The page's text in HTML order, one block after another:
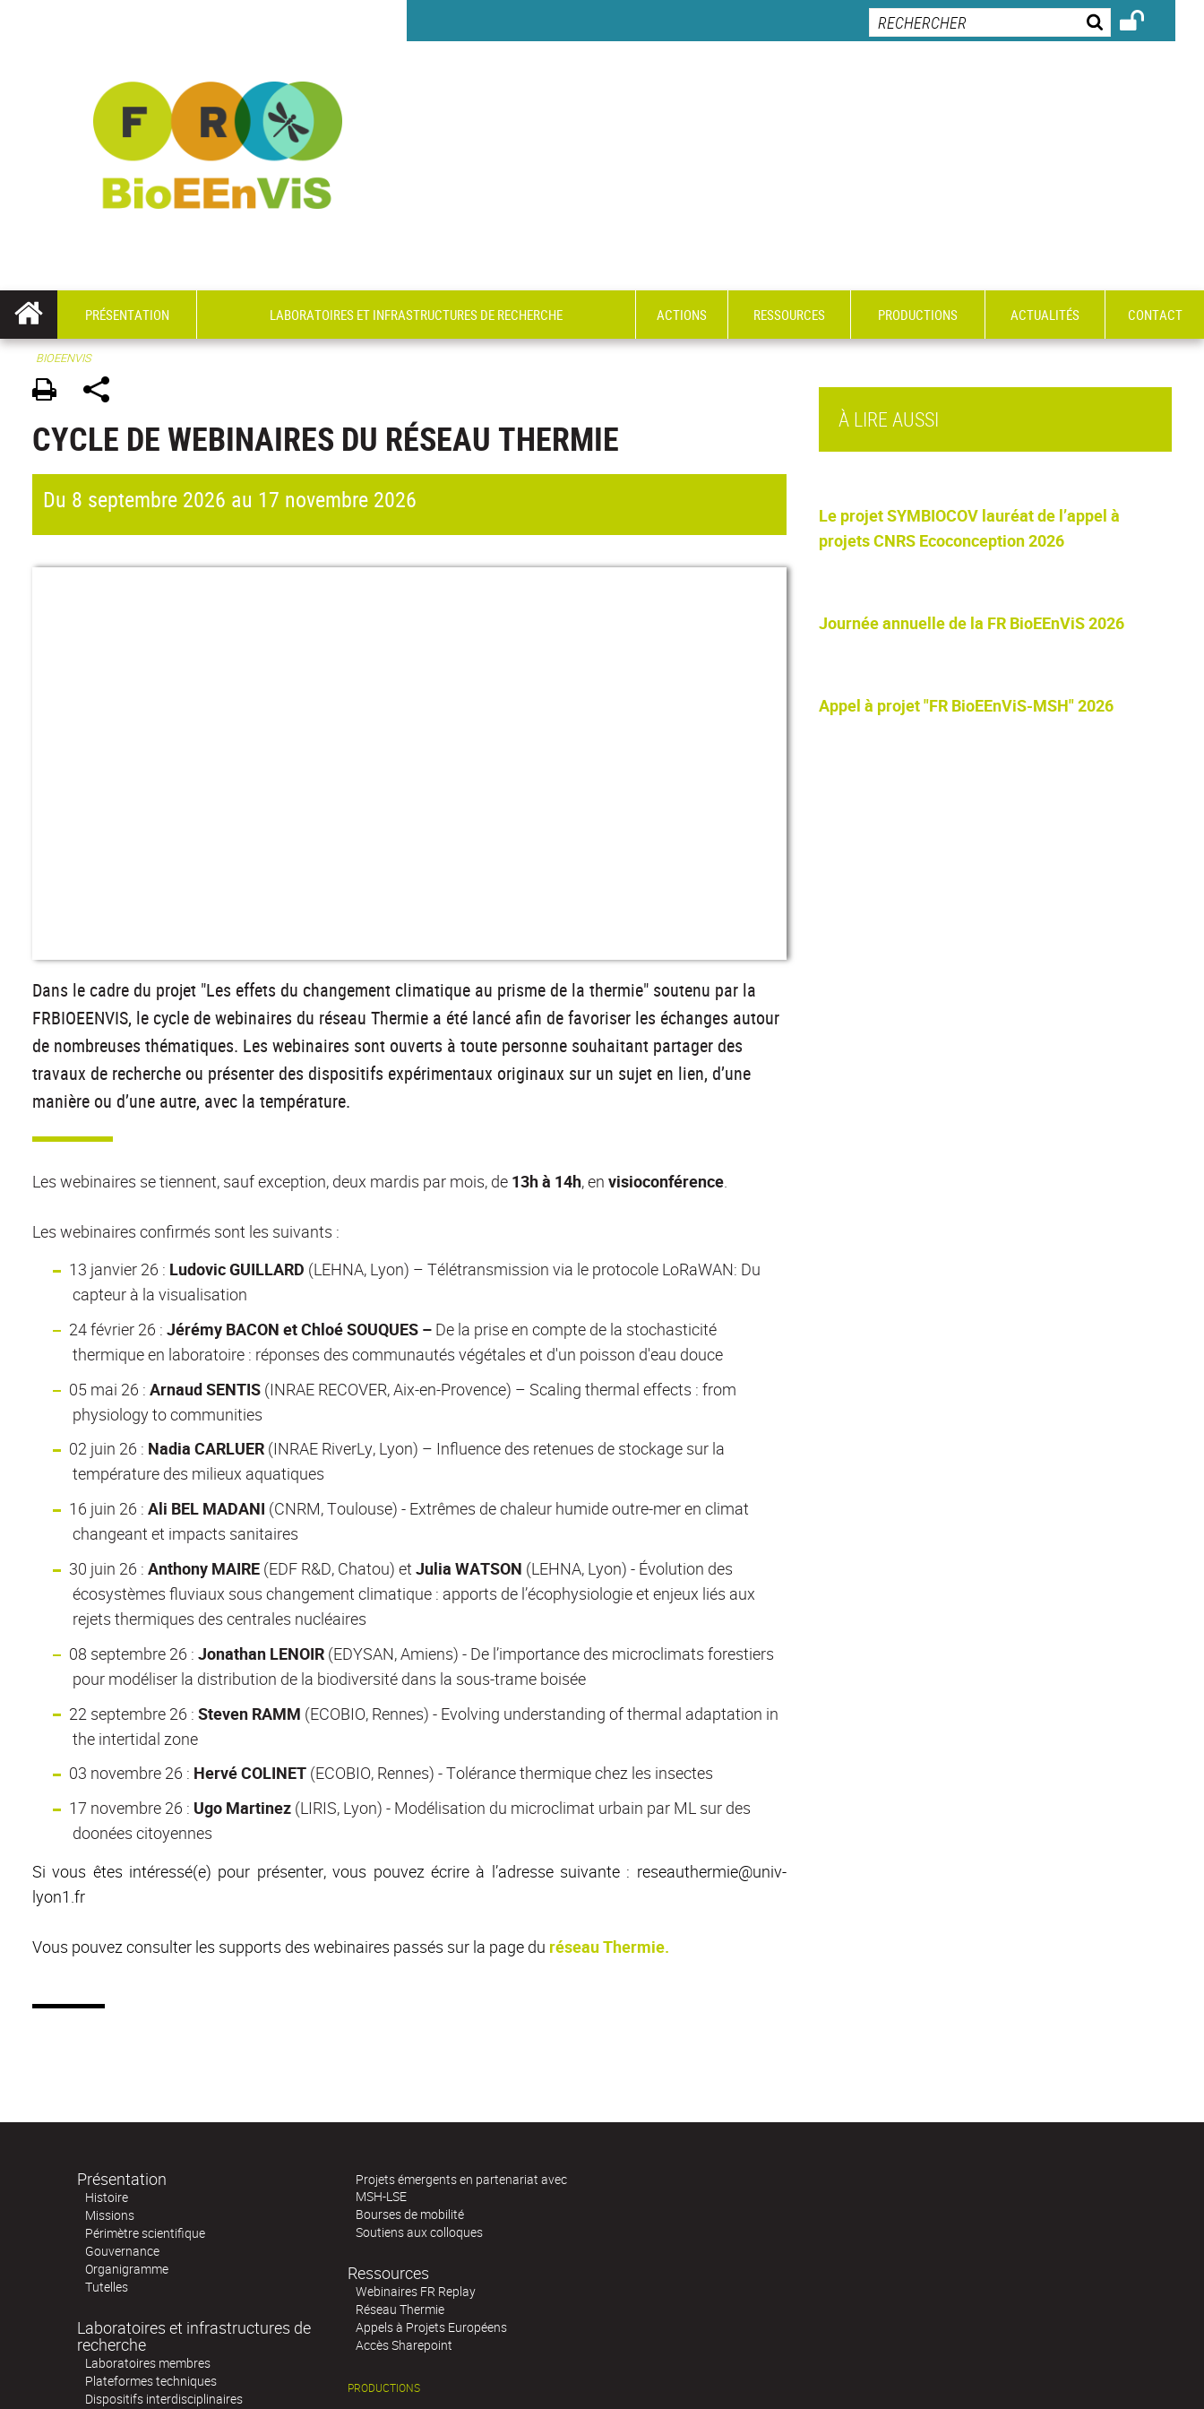
PRÉSENTATION LABORATOIRES ET INFRASTRUCTURES DE RECHERCHE ACTIONS RESSOURCES PRODUCTIONS ACTUALITÉS CONTACT
BIOEENVIS
CYCLE DE WEBINAIRES DU RÉSEAU THERMIE
Du 8 septembre 2026 au 17 novembre 2026
Dans le cadre du projet "Les effets du changement climatique au prisme de la thermie" soutenu par la
FRBIOEENVIS, le cycle de webinaires du réseau Thermie a été lancé afin de favoriser les échanges autour
de nombreuses thématiques. Les webinaires sont ouverts à toute personne souhaitant partager des
travaux de recherche ou présenter des dispositifs expérimentaux originaux sur un sujet en lien, d’une
manière ou d’une autre, avec la température.
Les webinaires se tiennent, sauf exception, deux mardis par mois, de 13h à 14h, en visioconférence
Les webinaires confirmés sont les suivants :
13 janvier 26 : Ludovic GUILLARD (LEHNA, Lyon) – Télétransmission via le protocole LoRaWAN: Du
capteur à la visualisation
24 février 26 : Jérémy BACON et Chloé SOUQUES – De la prise en compte de la stochasticité
thermique en laboratoire : réponses des communautés végétales et d'un poisson d'eau douce
05 mai 26 : Arnaud SENTIS(INRAE RECOVER, Aix-en-Provence) – Scaling thermal effects : from
physiology to communities
02 juin 26 : Nadia CARLUER(INRAE RiverLy, Lyon) – Influence des retenues de stockage sur la
température des milieux aquatiques
16 juin 26 : Ali BEL MADANI (CNRM, Toulouse) - Extrêmes de chaleur humide outre-mer en climat
changeant et impacts sanitaires
30 juin 26 : Anthony MAIRE(EDF R&D, Chatou) et Julia WATSON (LEHNA, Lyon) - Évolution des
écosystèmes fluviaux sous changement climatique : apports de l’écophysiologie et enjeux liés aux
rejets thermiques des centrales nucléaires
08 septembre 26 : Jonathan LENOIR (EDYSAN, Amiens) - De l’importance des microclimats forestiers
pour modéliser la distribution de la biodiversité dans la sous-trame boisée
22 septembre 26 : Steven RAMM (ECOBIO, Rennes) - Evolving understanding of thermal adaptation in
the intertidal zone
03 novembre 26 : Hervé COLINET(ECOBIO, Rennes) - Tolérance thermique chez les insectes
17 novembre 26 : Ugo Martinez(LIRIS, Lyon) - Modélisation du microclimat urbain par ML sur des
doonées citoyennes
Si vous êtes intéressé(e) pour présenter, vous pouvez écrire à l’adresse suivante : reseauthermie@univ-
lyon1.fr
Vous pouvez consulter les supports des webinaires passés sur la page du réseau Thermie.
À LIRE AUSSI
Le projet SYMBIOCOV lauréat de l’appel à
projets CNRS Ecoconception 2026
Journée annuelle de la FR BioEEnViS 2026
Appel à projet "FR BioEEnViS-MSH" 2026
Présentation
Histoire
Missions
Périmètre scientifique
Gouvernance
Organigramme
Tutelles
Laboratoires et infrastructures de
recherche
Laboratoires membres
Plateformes techniques
Dispositifs interdisciplinaires
Projets émergents en partenariat avec
MSH-LSE
Bourses de mobilité
Soutiens aux colloques
Ressources
Webinaires FR Replay
Réseau Thermie
Appels à Projets Européens
Accès Sharepoint
PRODUCTIONS